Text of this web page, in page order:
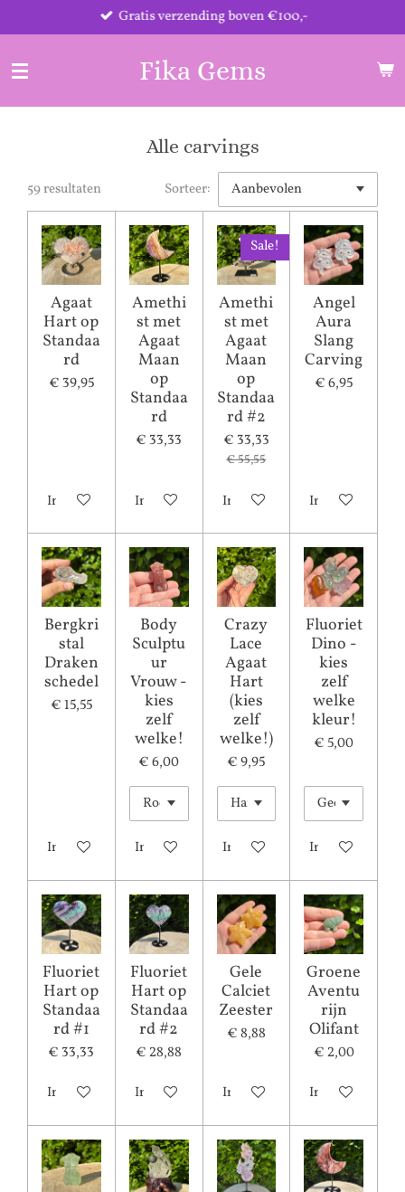
direct
de
Gratis verzending boven €100,-
Fika Gems
Alle carvings
59 resultaten Sorteer:
Agaat
Hart op
Standaa
rd
€ 39,95
In winkelwagen
Amethi
st met
Agaat
Maan
op
Standaa
rd
€ 33,33
In winkelwagen
Sale!
Amethi
st met
Agaat
Maan
op
Standaa
rd #2
€ 33,33
€ 55,55
In winkelwagen
Angel
Aura
Slang
Carving
€ 6,95
In winkelwagen
Bergkri
stal
Draken
schedel
€ 15,55
In winkelwagen
Body
Sculptu
ur
Vrouw -
kies
zelf
welke!
€ 6,00
In winkelwagen
Crazy
Lace
Agaat
Hart
(kies
zelf
welke!)
€ 9,95
In winkelwagen
Fluoriet
Dino -
kies
zelf
welke
kleur!
€ 5,00
In winkelwagen
Fluoriet
Hart op
Standaa
rd #1
€ 33,33
In winkelwagen
Fluoriet
Hart op
Standaa
rd #2
€ 28,88
In winkelwagen
Gele
Calciet
Zeester
€ 8,88
In winkelwagen
Groene
Aventu
rijn
Olifant
€ 2,00
In winkelwagen